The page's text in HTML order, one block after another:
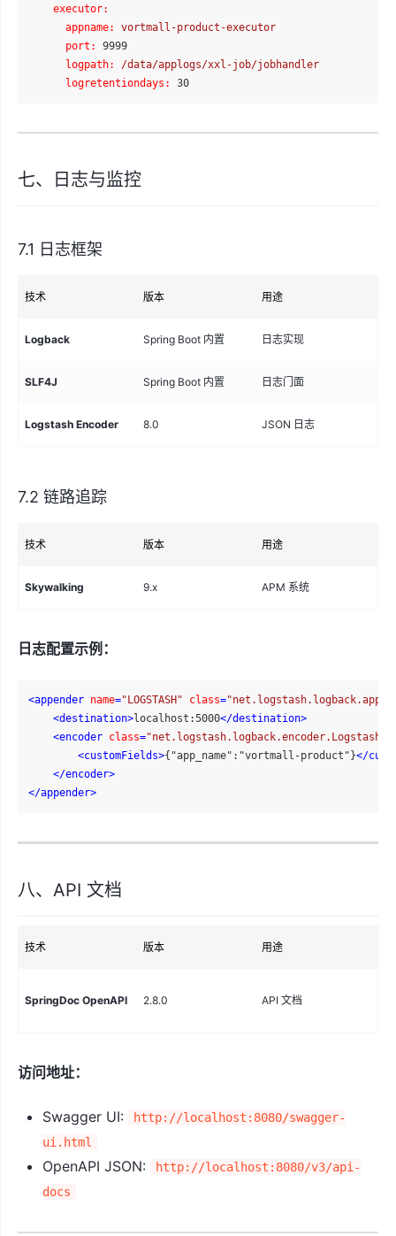
executor:
appname:
vortmall-product-executor
port:
9999
logpath:
/data/applogs/xxl-job/jobhandler
logretentiondays:
30
七、日志与监控
7.1 日志框架
技术 版本 用途
Logback Spring Boot 内置 日志实现
SLF4J Spring Boot 内置 日志门面
Logstash Encoder 8.0 JSON 日志
7.2 链路追踪
技术 版本 用途
Skywalking 9.x APM 系统
日志配置示例：
<appender name="LOGSTASH" class=
<destination>localhost:5000</destination>
<encoder class=
<customFields>{"app_name":"vortmall-product"}</
</encoder>
</appender>
八、API 文档
技术 版本 用途
SpringDoc OpenAPI 2.8.0 API 文档
访问地址：
Swagger UI:
http://localhost:8080/swagger-
ui.html
OpenAPI JSON:
http://localhost:8080/v3/api-
docs